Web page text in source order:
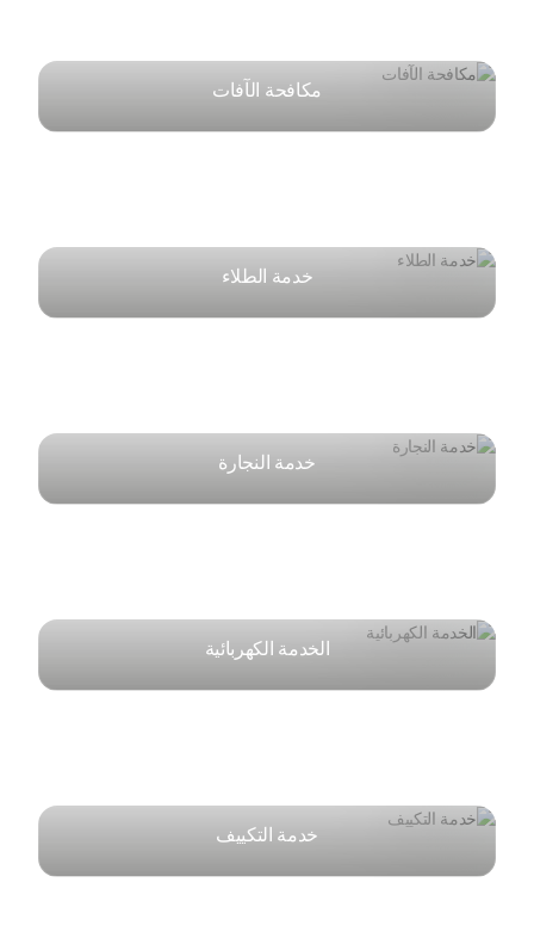
مكافحة الآفات
خدمة الطلاء
خدمة النجارة
الخدمة الكهربائية
خدمة التكييف